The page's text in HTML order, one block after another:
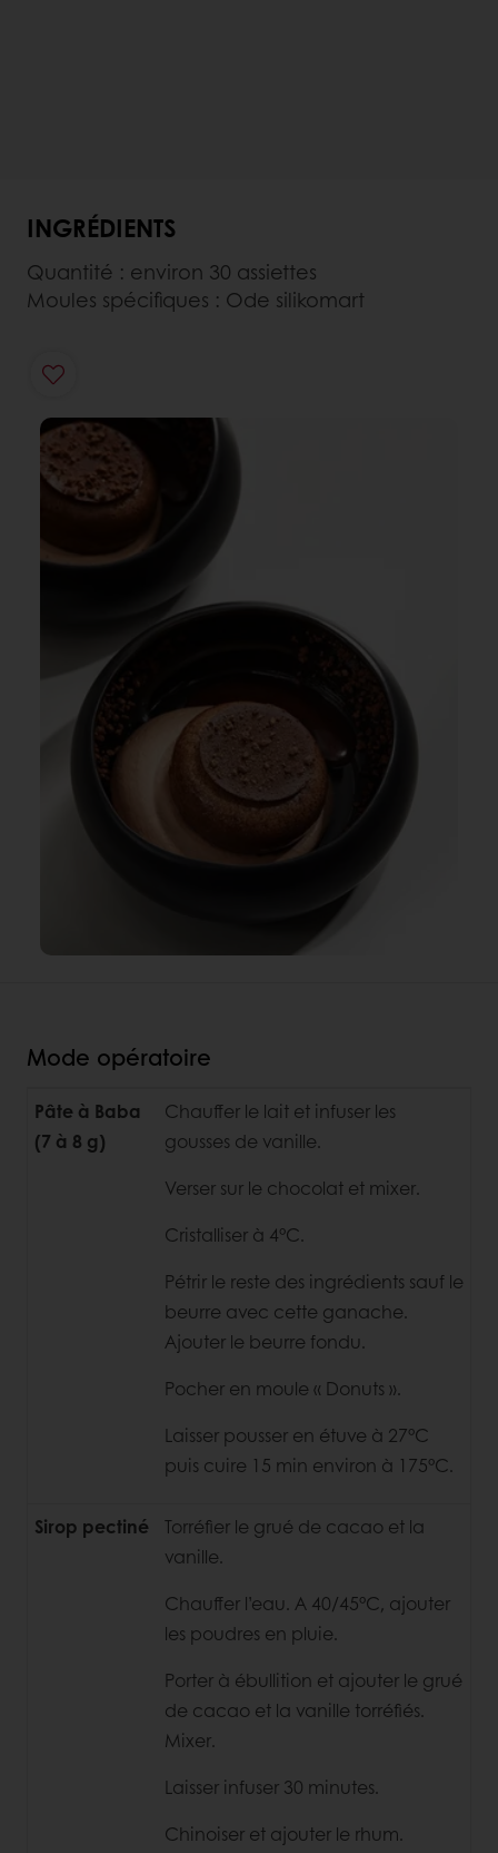
INGRÉDIENTS
Quantité : environ 30 assiettes
Moules spécifiques : Ode silikomart
Mode opératoire
Pâte à Baba
(7 à 8 g)
Chauffer le lait et infuser les
gousses de vanille.
Verser sur le chocolat et mixer.
Cristalliser à 4°C.
Pétrir le reste des ingrédients sauf le
beurre avec cette ganache.
Ajouter le beurre fondu.
Pocher en moule « Donuts ».
Laisser pousser en étuve à 27°C
puis cuire 15 min environ à 175°C.
Sirop pectiné
Torréfier le grué de cacao et la
vanille.
Chauffer l’eau. A 40/45°C, ajouter
les poudres en pluie.
Porter à ébullition et ajouter le grué
de cacao et la vanille torréfiés.
Mixer.
Laisser infuser 30 minutes.
Chinoiser et ajouter le rhum.